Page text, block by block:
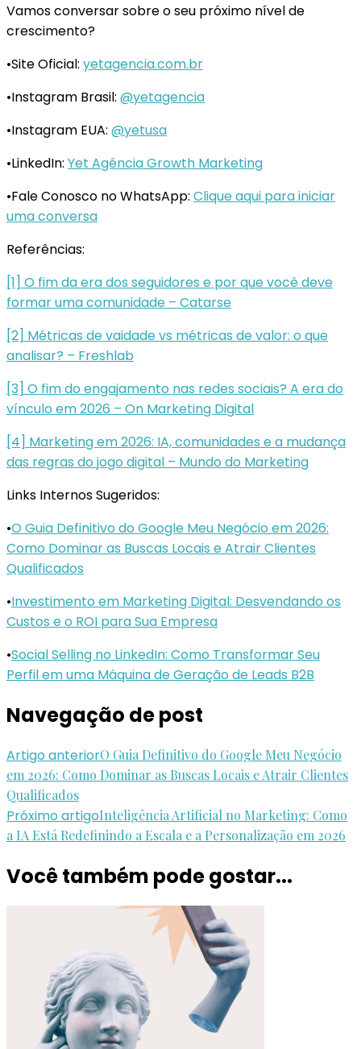
Vamos conversar sobre o seu próximo nível de
crescimento?
•Site Oficial: yetagencia.com.br
•Instagram Brasil: @yetagencia
•Instagram EUA: @yetusa
•LinkedIn: Yet Agência Growth Marketing
•Fale Conosco no WhatsApp: Clique aqui para iniciar
uma conversa
Referências:
[1] O fim da era dos seguidores e por que você deve
formar uma comunidade – Catarse
[2] Métricas de vaidade vs métricas de valor: o que
analisar? – Freshlab
[3] O fim do engajamento nas redes sociais? A era do
vínculo em 2026 – On Marketing Digital
[4] Marketing em 2026: IA, comunidades e a mudança
das regras do jogo digital – Mundo do Marketing
Links Internos Sugeridos:
•O Guia Definitivo do Google Meu Negócio em 2026:
Como Dominar as Buscas Locais e Atrair Clientes
Qualificados
•Investimento em Marketing Digital: Desvendando os
Custos e o ROI para Sua Empresa
•Social Selling no LinkedIn: Como Transformar Seu
Perfil em uma Máquina de Geração de Leads B2B
Navegação de post
Artigo anteriorO Guia Definitivo do Google Meu Negócio
em 2026: Como Dominar as Buscas Locais e Atrair Clientes
Qualificados
Próximo artigoInteligência Artificial no Marketing: Como
a IA Está Redefinindo a Escala e a Personalização em 2026
Você também pode gostar...